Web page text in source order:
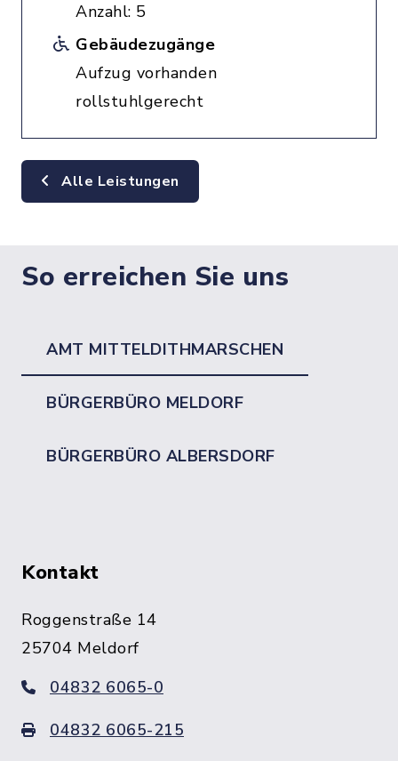
Anzahl: 5
Gebäudezugänge
Aufzug vorhanden
rollstuhlgerecht
Alle Leistungen
So erreichen Sie uns
AMT MITTELDITHMARSCHEN
BÜRGERBÜRO MELDORF
BÜRGERBÜRO ALBERSDORF
Kontakt
Roggenstraße 14
25704 Meldorf
04832 6065-0
04832 6065-215